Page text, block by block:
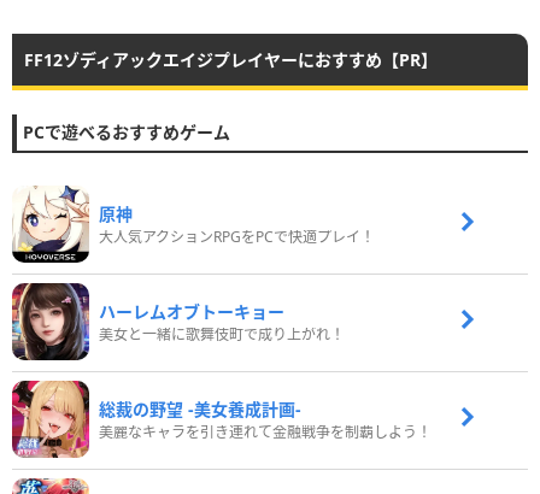
FF12ゾディアックエイジプレイヤーにおすすめ【PR】
PCで遊べるおすすめゲーム
原神
大人気アクションRPGをPCで快適プレイ！
ハーレムオブトーキョー
美女と一緒に歌舞伎町で成り上がれ！
総裁の野望 -美女養成計画-
美麗なキャラを引き連れて金融戦争を制覇しよう！